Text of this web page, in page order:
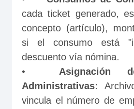
cada ticket generado,
concepto (artículo),
si el consumo está
descuento vía nómina.
Asignación
Administrativas:
vincula el número de